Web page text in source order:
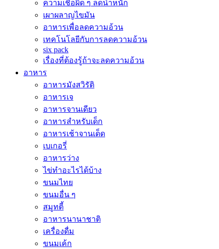
ความเชื่อผิด ๆ ลดน้ำหนัก
เผาผลาญไขมัน
อาหารเพื่อลดความอ้วน
เทคโนโลยีกับการลดความอ้วน
six pack
เรื่องที่ต้องรู้ถ้าจะลดความอ้วน
อาหาร
อาหารมังสวิรัติ
อาหารเจ
อาหารจานเดียว
อาหารสำหรับเด็ก
อาหารเช้าจานเด็ด
เบเกอรี่
อาหารว่าง
ไข่ทำอะไรได้บ้าง
ขนมไทย
ขนมอื่น ๆ
สมูทตี้
อาหารนานาชาติ
เครื่องดื่ม
ขนมเค้ก